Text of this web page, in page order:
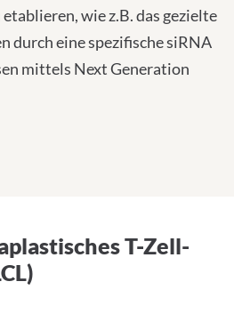
wie z.B. das gezielte
durch eine spezifische siRNA
mittels Next Generation
T-Zell-
T-Zell-